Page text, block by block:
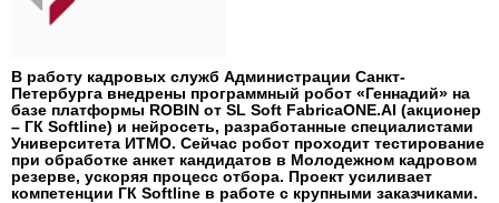
В работу кадровых служб Администрации Санкт-
Петербурга внедрены программный робот «Геннадий» на
базе платформы ROBIN от SL Soft FabricaONE.AI (акционер
– ГК Softline) и нейросеть, разработанные специалистами
Университета ИТМО. Сейчас робот проходит тестирование
при обработке анкет кандидатов в Молодежном кадровом
резерве, ускоряя процесс отбора. Проект усиливает
компетенции ГК Softline в работе с крупными заказчиками.